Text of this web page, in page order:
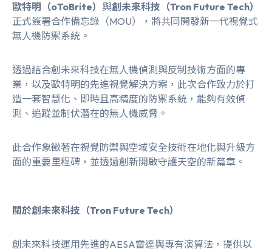
歐特明（oToBrite） 與創未來科技（Tron Future Tech）
正式簽署合作備忘錄（MOU），將共同開發新一代視覺式
無人機防禦系統。
透過結合創未來科技在無人機偵測與反制技術方面的專
業，以及歐特明的先進視覺解決方案，此次合作致力於打
造一套智慧化、即時且高精度的防禦系統，能夠有效偵
測、追蹤並制伏潛在的無人機威脅。
此合作象徵著在視覺防禦與空域安全技術在地化與升級方
面的重要里程碑，並透過創新開啟守護天空的新篇章。
關於創未來科技（Tron Future Tech）
創未來科技運用先進的AESA雷達與專有演算法，提供以